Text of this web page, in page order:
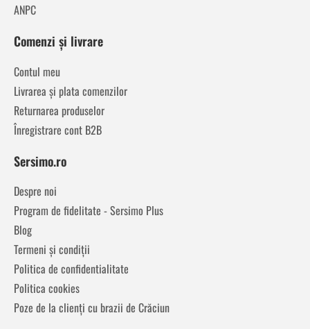
ANPC
Comenzi și livrare
Contul meu
Livrarea și plata comenzilor
Returnarea produselor
Înregistrare cont B2B
Sersimo.ro
Despre noi
Program de fidelitate - Sersimo Plus
Blog
Termeni și condiții
Politica de confidentialitate
Politica cookies
Poze de la clienți cu brazii de Crăciun